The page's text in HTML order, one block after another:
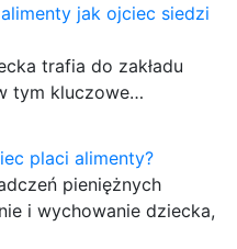
jak ojciec siedzi
trafia do zakładu
tym kluczowe…
placi alimenty?
pieniężnych
i wychowanie dziecka,